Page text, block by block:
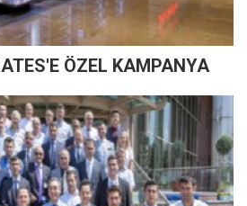
ÖZEL KAMPANYA